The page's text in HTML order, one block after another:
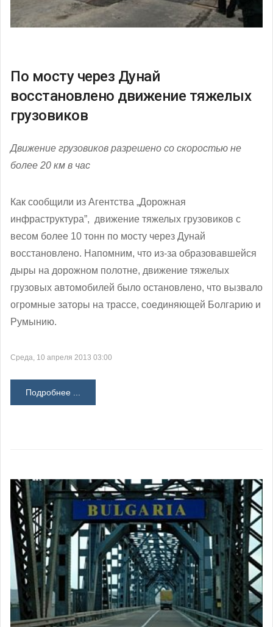
По мосту через Дунай
восстановлено движение тяжелых
грузовиков
Движение грузовиков разрешено со скоростью не
более 20 км в час
Как сообщили из Агентства „Дорожная
инфраструктура”, движение тяжелых грузовиков с
весом более 10 тонн по мосту через Дунай
восстановлено. Напомним, что из-за образовавшейся
дыры на дорожном полотне, движение тяжелых
грузовых автомобилей было остановлено, что вызвало
огромные заторы на трассе, соединяющей Болгарию и
Румынию.
Среда, 10 апреля 2013 03:00
Подробнее ...